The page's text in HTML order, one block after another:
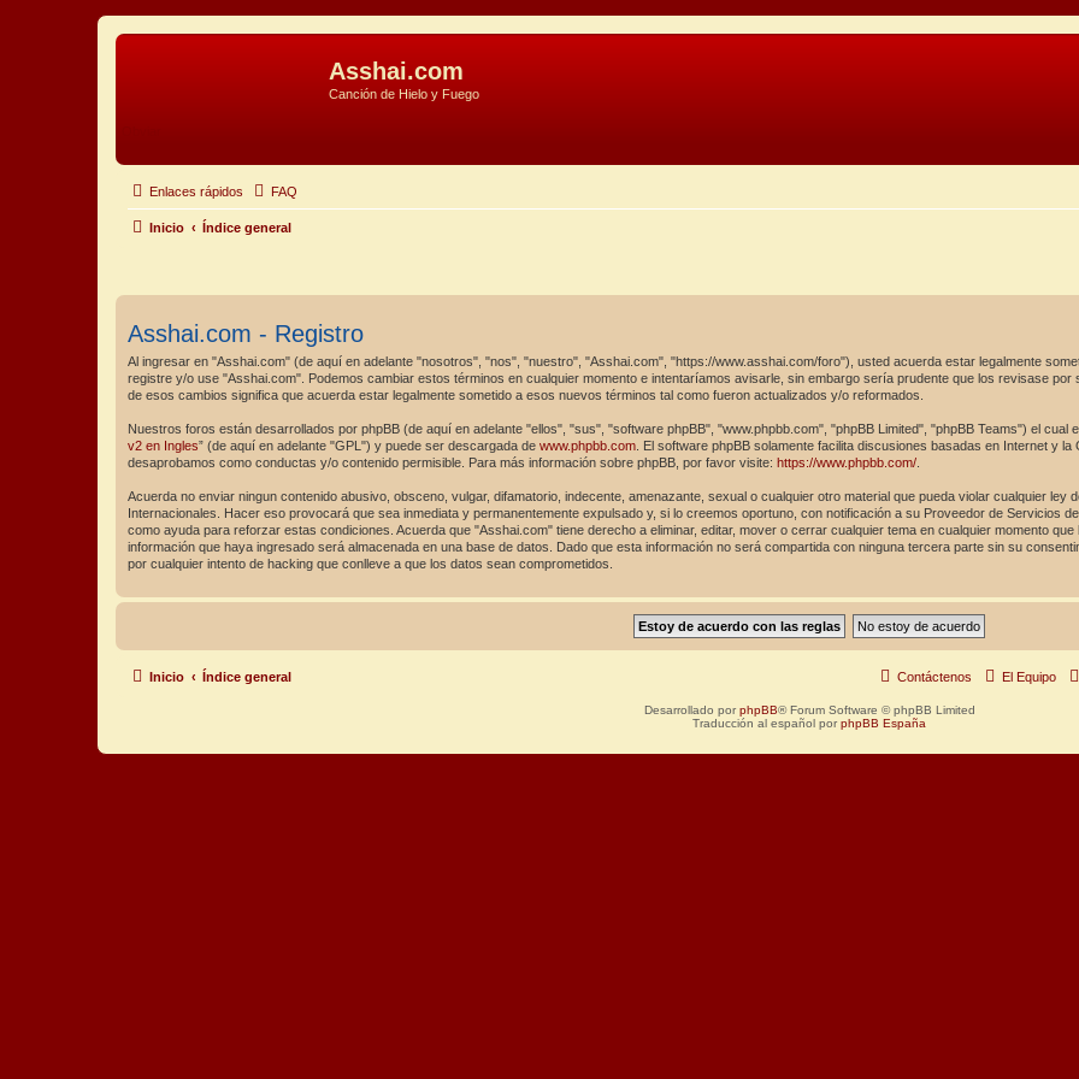
Asshai.com
Canción de Hielo y Fuego
Enlaces rápidos FAQ
Inicio Índice general
Asshai.com - Registro
Al ingresar en "Asshai.com" (de aquí en adelante "nosotros", "nos", "nuestro", "Asshai.com", "https://www.asshai.com/foro"), usted acuerda estar legalmente
registre y/o use "Asshai.com". Podemos cambiar estos términos en cualquier momento e intentaríamos avisarle, sin embargo sería prudente que los revisase
de esos cambios significa que acuerda estar legalmente sometido a esos nuevos términos tal como fueron actualizados y/o reformados.
Nuestros foros están desarrollados por phpBB (de aquí en adelante "ellos", "sus", "software phpBB", "www.phpbb.com", "phpBB Limited", "phpBB Teams") el cual
v2 en Ingles” (de aquí en adelante "GPL") y puede ser descargada de www.phpbb.com . El software phpBB solamente facilita discusiones basadas en Internet y
desaprobamos como conductas y/o contenido permisible. Para más información sobre phpBB, por favor visite: https://www.phpbb.com/
Acuerda no enviar ningun contenido abusivo, obsceno, vulgar, difamatorio, indecente, amenazante, sexual o cualquier otro material que pueda violar cualquier
Internacionales. Hacer eso provocará que sea inmediata y permanentemente expulsado y, si lo creemos oportuno, con notificación a su Proveedor de Servicios
como ayuda para reforzar estas condiciones. Acuerda que "Asshai.com" tiene derecho a eliminar, editar, mover o cerrar cualquier tema en cualquier momento
información que haya ingresado será almacenada en una base de datos. Dado que esta información no será compartida con ninguna tercera parte sin su
por cualquier intento de hacking que conlleve a que los datos sean comprometidos.
Inicio Índice general El Equipo
Contáctenos
Desarrollado por phpBB® Forum Software © phpBB Limited
Traducción al español por phpBB España